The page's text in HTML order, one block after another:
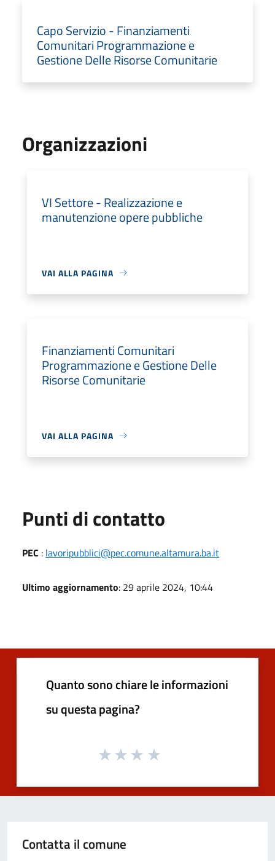
Capo Servizio - Finanziamenti
Comunitari Programmazione e
Gestione Delle Risorse Comunitarie
Organizzazioni
VI Settore - Realizzazione e
manutenzione opere pubbliche
VAI ALLA PAGINA
Finanziamenti Comunitari
Programmazione e Gestione Delle
Risorse Comunitarie
VAI ALLA PAGINA
Punti di contatto
PEC : lavoripubblici@pec.comune.altamura.ba.it
Ultimo aggiornamento: 29 aprile 2024, 10:44
Quanto sono chiare le informazioni
su questa pagina?
Contatta il comune